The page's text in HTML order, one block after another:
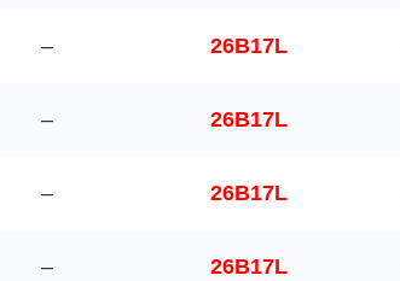
– 26B17L
– 26B17L
– 26B17L
– 26B17L